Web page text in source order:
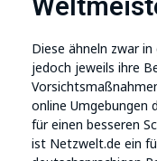
Diese ähneln zwar
jedoch jeweils ihre
online Umgebungen
für einen besseren
ist Netzwelt.de ein